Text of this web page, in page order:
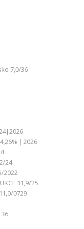
7,0/36
| 2026
I
24
2022
11,9/25
0729